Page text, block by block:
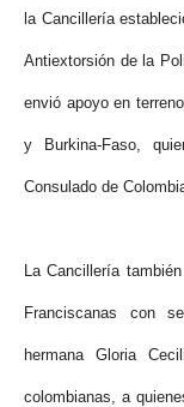
la Cancillería
Antiextorsión de la
envió apoyo en
y Burkina-Faso,
Consulado de
La Cancillería
Franciscanas con
hermana Gloria
colombianas, a